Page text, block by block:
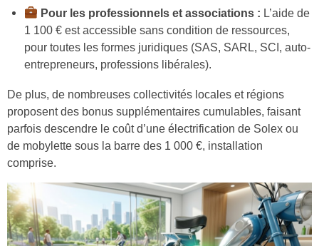
Pour les professionnels et associations : L’aide de
1 100 € est accessible sans condition de ressources,
pour toutes les formes juridiques (SAS, SARL, SCI, auto-
entrepreneurs, professions libérales).
De plus, de nombreuses collectivités locales et régions
proposent des bonus supplémentaires cumulables, faisant
parfois descendre le coût d’une électrification de Solex ou
de mobylette sous la barre des 1 000 €, installation
comprise.